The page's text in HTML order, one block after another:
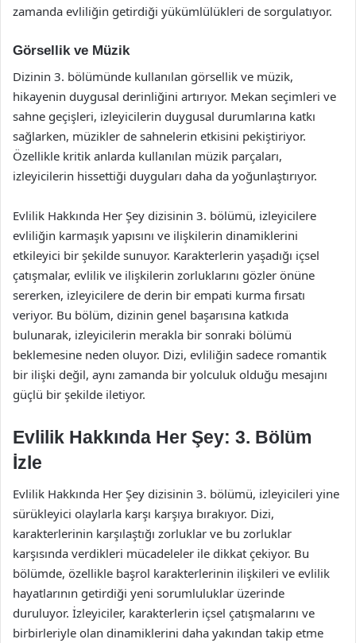
zamanda evliliğin getirdiği yükümlülükleri de sorgulatıyor.
Görsellik ve Müzik
Dizinin 3. bölümünde kullanılan görsellik ve müzik,
hikayenin duygusal derinliğini artırıyor. Mekan seçimleri ve
sahne geçişleri, izleyicilerin duygusal durumlarına katkı
sağlarken, müzikler de sahnelerin etkisini pekiştiriyor.
Özellikle kritik anlarda kullanılan müzik parçaları,
izleyicilerin hissettiği duyguları daha da yoğunlaştırıyor.
Evlilik Hakkında Her Şey dizisinin 3. bölümü, izleyicilere
evliliğin karmaşık yapısını ve ilişkilerin dinamiklerini
etkileyici bir şekilde sunuyor. Karakterlerin yaşadığı içsel
çatışmalar, evlilik ve ilişkilerin zorluklarını gözler önüne
sererken, izleyicilere de derin bir empati kurma fırsatı
veriyor. Bu bölüm, dizinin genel başarısına katkıda
bulunarak, izleyicilerin merakla bir sonraki bölümü
beklemesine neden oluyor. Dizi, evliliğin sadece romantik
bir ilişki değil, aynı zamanda bir yolculuk olduğu mesajını
güçlü bir şekilde iletiyor.
Evlilik Hakkında Her Şey: 3. Bölüm
İzle
Evlilik Hakkında Her Şey dizisinin 3. bölümü, izleyicileri yine
sürükleyici olaylarla karşı karşıya bırakıyor. Dizi,
karakterlerinin karşılaştığı zorluklar ve bu zorluklar
karşısında verdikleri mücadeleler ile dikkat çekiyor. Bu
bölümde, özellikle başrol karakterlerinin ilişkileri ve evlilik
hayatlarının getirdiği yeni sorumluluklar üzerinde
duruluyor. İzleyiciler, karakterlerin içsel çatışmalarını ve
birbirleriyle olan dinamiklerini daha yakından takip etme